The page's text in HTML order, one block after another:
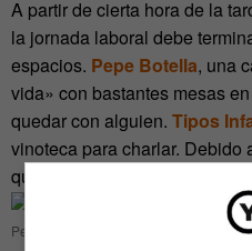
A partir de cierta hora de la
la jornada laboral debe
espacios. Pepe Botella, una
vida» con bastantes mesas
quedar con alguien. Tipos
vinoteca para charlar. Debido
quizá no es la mejor opción
Pepe Botella (Malasaña, Madrid)